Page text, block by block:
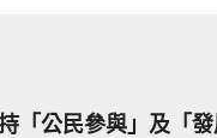
「公民參與」及「